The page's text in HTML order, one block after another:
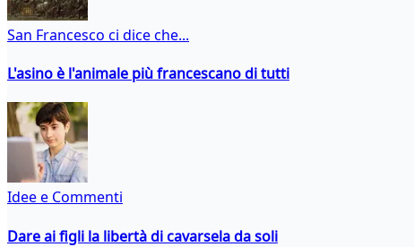
San Francesco ci dice che...
L'asino è l'animale più francescano di tutti
Idee e Commenti
Dare ai figli la libertà di cavarsela da soli